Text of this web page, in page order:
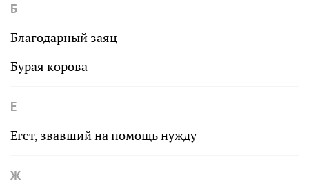
Б
Благодарный заяц
Бурая корова
Е
Егет, звавший на помощь нужду
Ж